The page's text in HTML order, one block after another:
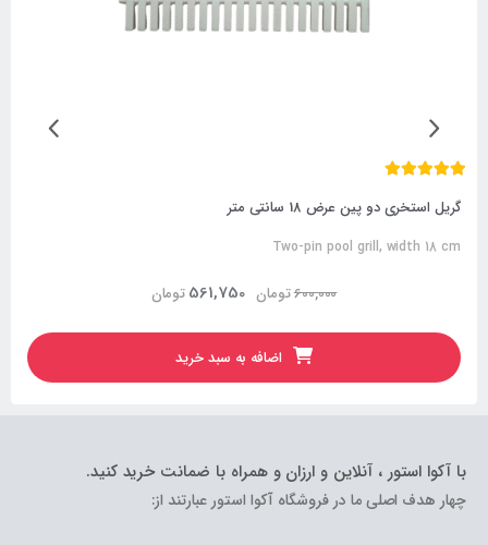
گریل استخری دو پین عرض 18 سانتی متر
Two-pin pool grill, width 18 cm
تومان600,000 تومان561,750
اضافه به سبد خرید
با آکوا استور ، آنلاین و ارزان و همراه با ضمانت خرید کنید.
چهار هدف اصلی ما در فروشگاه آکوا استور عبارتند از: